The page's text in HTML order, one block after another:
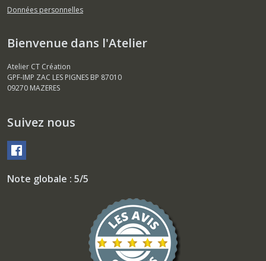
Données personnelles
Bienvenue dans l'Atelier
Atelier CT Création
GPF-IMP ZAC LES PIGNES BP 87010
09270 MAZERES
Suivez nous
Note globale : 5/5